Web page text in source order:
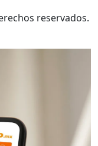
reservados.